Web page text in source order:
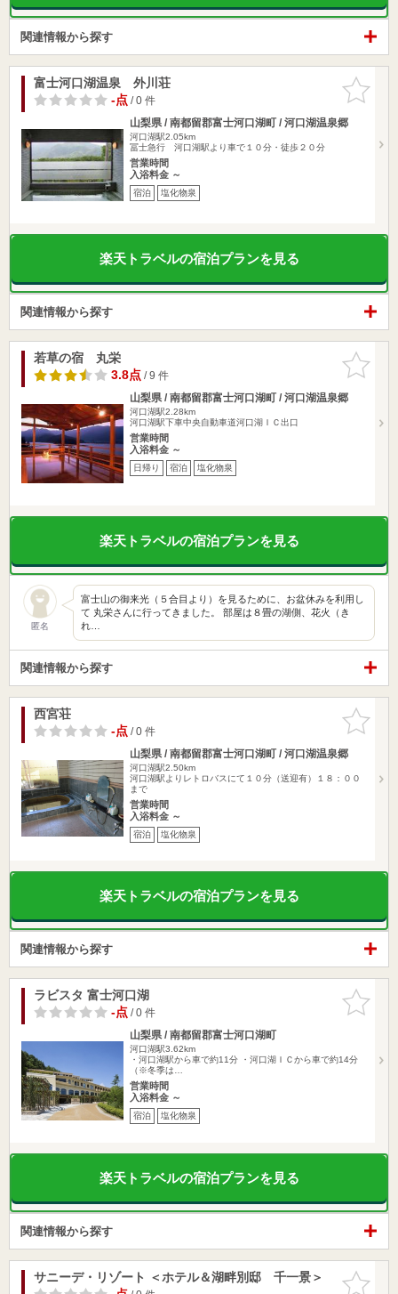
関連情報から探す
お気に入
りに追加
富士河口湖温泉 外川荘
-点/ 0 件
山梨県 / 南都留郡富士河口湖町 / 河口湖温泉郷
河口湖駅2.05km
冨士急行 河口湖駅より車で１０分・徒歩２０分
営業時間
入浴料金 ～
宿泊 塩化物泉
楽天トラベルの宿泊プランを見る
関連情報から探す
お気に入
りに追加
若草の宿 丸栄
3.8点/ 9 件
山梨県 / 南都留郡富士河口湖町 / 河口湖温泉郷
河口湖駅2.28km
河口湖駅下車中央自動車道河口湖ＩＣ出口
営業時間
入浴料金 ～
日帰り 宿泊 塩化物泉
楽天トラベルの宿泊プランを見る
匿名
富士山の御来光（５合目より）を見るために、お盆休みを利用し
て 丸栄さんに行ってきました。 部屋は８畳の湖側、花火（き
れ…
関連情報から探す
お気に入
りに追加
西宮荘
-点/ 0 件
山梨県 / 南都留郡富士河口湖町 / 河口湖温泉郷
河口湖駅2.50km
河口湖駅よりレトロバスにて１０分（送迎有）１８：００
まで
営業時間
入浴料金 ～
宿泊 塩化物泉
楽天トラベルの宿泊プランを見る
関連情報から探す
お気に入
りに追加
ラビスタ 富士河口湖
-点/ 0 件
山梨県 / 南都留郡富士河口湖町
河口湖駅3.62km
・河口湖駅から車で約11分 ・河口湖ＩＣから車で約14分
（※冬季は…
営業時間
入浴料金 ～
宿泊 塩化物泉
楽天トラベルの宿泊プランを見る
関連情報から探す
お気に入
りに追加
サニーデ・リゾート ＜ホテル＆湖畔別邸 千一景＞